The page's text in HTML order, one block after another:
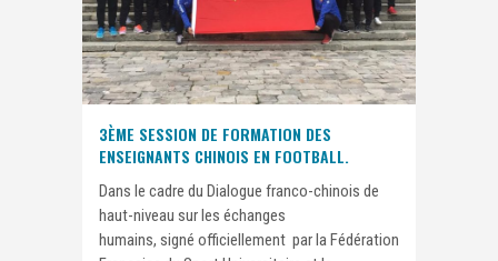
3ÈME SESSION DE FORMATION DES
ENSEIGNANTS CHINOIS EN FOOTBALL.
Dans le cadre du Dialogue franco-chinois de
haut-niveau sur les échanges
humains, signé officiellement par la Fédération